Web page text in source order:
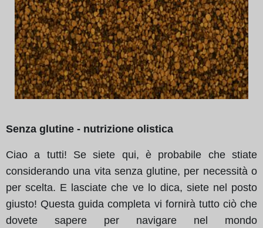
Senza glutine - nutrizione olistica
Ciao a tutti! Se siete qui, è probabile che stiate
considerando una vita senza glutine, per necessità o
per scelta. E lasciate che ve lo dica, siete nel posto
giusto! Questa guida completa vi fornirà tutto ciò che
dovete sapere per navigare nel mondo